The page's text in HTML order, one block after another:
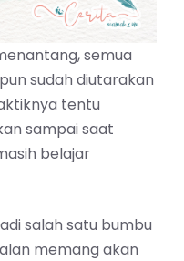
semua
sudah diutarakan
tentu
sampai saat
belajar
salah satu bumbu
memang akan